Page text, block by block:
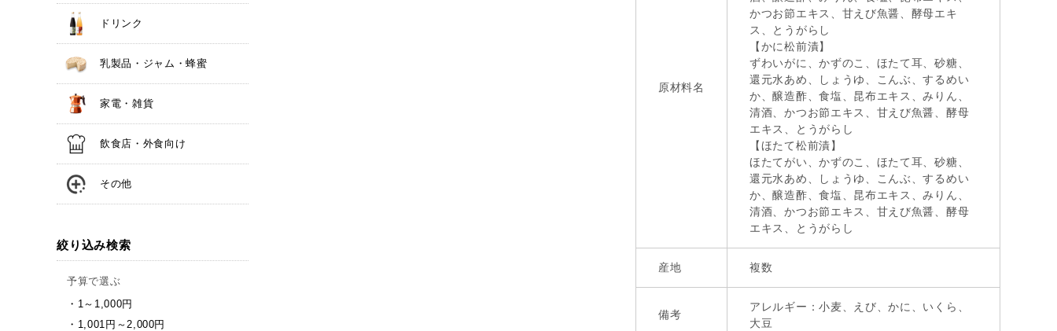
ドリンク
乳製品・ジャム・蜂蜜
家電・雑貨
飲食店・外食向け
その他
絞り込み検索
予算で選ぶ
1～1,000円
1,001円～2,000円
原材料名
かつお節エキス、甘えび魚醤、酵母エキ
ス、とうがらし
【かに松前漬】
ずわいがに、かずのこ、ほたて耳、砂糖、
還元水あめ、しょうゆ、こんぶ、するめい
か、醸造酢、食塩、昆布エキス、みりん、
清酒、かつお節エキス、甘えび魚醤、酵母
エキス、とうがらし
【ほたて松前漬】
ほたてがい、かずのこ、ほたて耳、砂糖、
還元水あめ、しょうゆ、こんぶ、するめい
か、醸造酢、食塩、昆布エキス、みりん、
清酒、かつお節エキス、甘えび魚醤、酵母
エキス、とうがらし
産地 複数
備考
アレルギー：小麦、えび、かに、いくら、
大豆